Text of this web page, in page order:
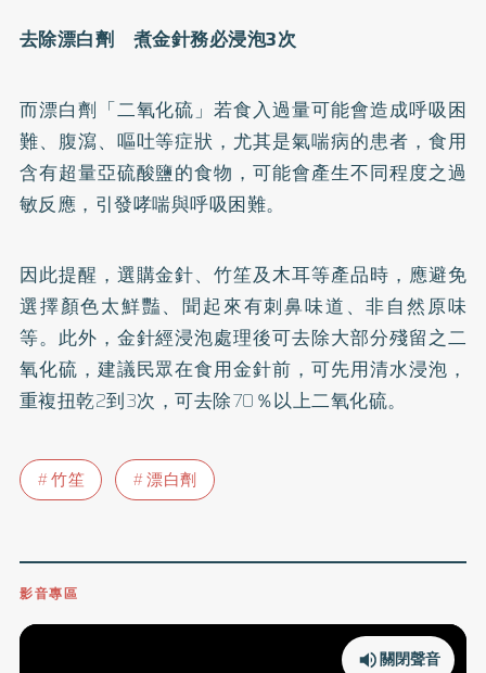
去除漂白劑 煮金針務必浸泡3次
而漂白劑「二氧化硫」若食入過量可能會造成呼吸困
難、腹瀉、嘔吐等症狀，尤其是氣喘病的患者，食用
含有超量亞硫酸鹽的食物，可能會產生不同程度之過
敏反應，引發哮喘與呼吸困難。
因此提醒，選購金針、竹笙及木耳等產品時，應避免
選擇顏色太鮮豔、聞起來有刺鼻味道、非自然原味
等。此外，金針經浸泡處理後可去除大部分殘留之二
氧化硫，建議民眾在食用金針前，可先用清水浸泡，
重複扭乾2到3次，可去除70％以上二氧化硫。
竹笙 漂白劑
影音專區
關閉聲音